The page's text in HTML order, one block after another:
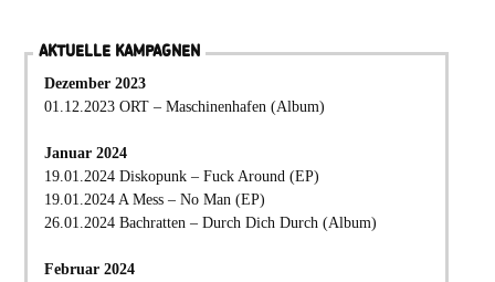
AKTUELLE KAMPAGNEN
Dezember 2023
01.12.2023 ORT – Maschinenhafen (Album)
Januar 2024
19.01.2024 Diskopunk – Fuck Around (EP)
19.01.2024 A Mess – No Man (EP)
26.01.2024 Bachratten – Durch Dich Durch (Album)
Februar 2024